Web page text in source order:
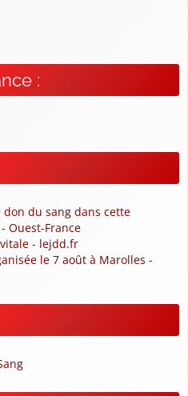
:
du sang dans cette
Ouest-France
- lejdd.fr
le 7 août à Marolles -